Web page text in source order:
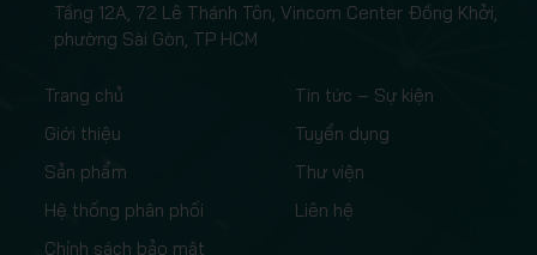
Tầng 12A, 72 Lê Thánh Tôn, Vincom Center Đồng Khởi,
phường Sài Gòn, TP HCM
Trang chủ
Giới thiệu
Sản phẩm
Hệ thống phân phối
Chính sách bảo mật
Tin tức – Sự kiện
Tuyển dụng
Thư viện
Liên hệ